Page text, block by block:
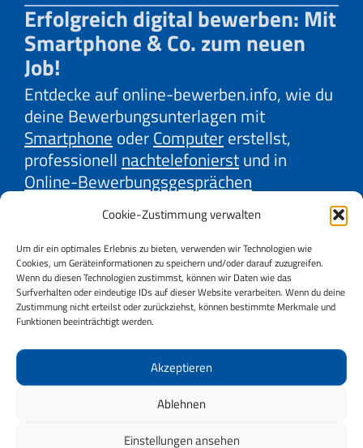
Cookie-Zustimmung verwalten
Um dir ein optimales Erlebnis zu bieten, verwenden wir Technologien wie
Cookies, um Geräteinformationen zu speichern und/oder darauf zuzugreifen.
Wenn du diesen Technologien zustimmst, können wir Daten wie das
Surfverhalten oder eindeutige IDs auf dieser Website verarbeiten. Wenn du deine
Zustimmung nicht erteilst oder zurückziehst, können bestimmte Merkmale und
Funktionen beeinträchtigt werden.
Akzeptieren
Ablehnen
Einstellungen ansehen
Erfolgreich digital bewerben: Mit
Smartphone & Co. zum neuen
Job!
Entdecke auf online-bewerben.info, wie du
deine Bewerbungsunterlagen mit
Smartphone oderComputererstellst,
professionell nachtelefonierstund in
Online-Bewerbungsgesprächen
überzeugst. Lerne mit unseren Erklärvideos
effektive Strategien derFirmenrecherche
undGehaltsverhandlungkennen. Oder
auch, wie duOnline-JobbörsenundSocial
Mediabestmöglich für deine Jobsuche
nutzt. Wir, AMS und AK Niederösterreich,
bieten dir wertvolle Tipps dazu.
Starte jetzt durch und sichere dir deinen
Vorsprung im Bewerbungsprozess!